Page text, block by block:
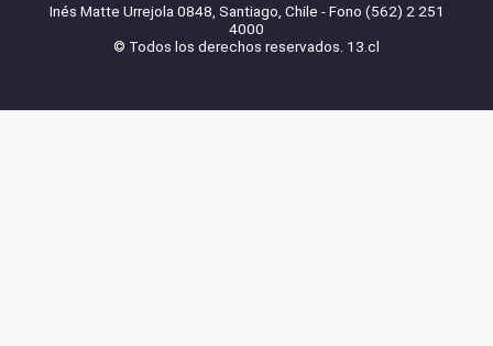
Inés Matte Urrejola 0848, Santiago, Chile - Fono (562) 2 251
4000
© Todos los derechos reservados. 13.cl